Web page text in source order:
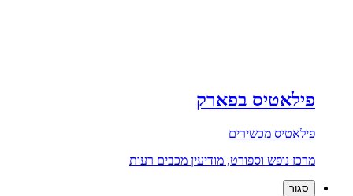
פילאטיס בפארק
פילאטיס מכשירים
מרכז נופש וספורט, מודיעין מכבים רעות
סגור